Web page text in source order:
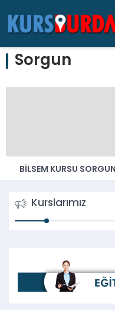
Sorgun
BILSEM KURSU SORGUN
Kurslarımız